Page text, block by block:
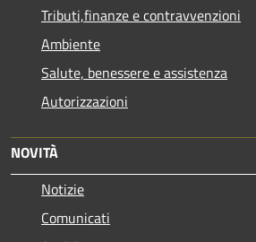
Tributi,finanze e contravvenzioni
Ambiente
Salute, benessere e assistenza
Autorizzazioni
NOVITÀ
Notizie
Comunicati